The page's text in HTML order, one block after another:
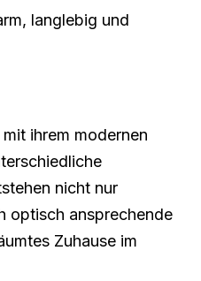
langlebig und
ihrem modernen
nicht nur
optisch ansprechende
Zuhause im